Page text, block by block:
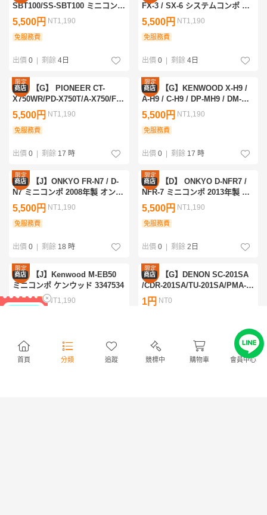
首頁 分類 追蹤 競標中 購物車 會員中心
SBT100/SS-SBT100 ミニコンポ
ソニー 3347456
5,500円 NT1,190
免服務費
出價 0 | 剩餘 4日
FX-3 / SX-6 システムコンポ ア
イワ 3210672
5,500円 NT1,190
免服務費
出價 0 | 剩餘 4日
限定
優惠
商店 【G】 PIONEER CT-
X750WR/PD-X750T/A-X750/F-
X750/GR-X750/S-X750V システ
ムコンポ パイオニア 3347659
5,500円 NT1,190
免服務費
出價 0 | 剩餘 17 時
限定
優惠
商店 【G】KENWOOD X-H9 /
A-H9 / C-H9 / DP-MH9 / DM-
WH9 / LS-H9 システムコンポ ケ
ンウッド 3347651
5,500円 NT1,190
免服務費
出價 0 | 剩餘 17 時
限定
優惠
商店 【J】ONKYO FR-N7 / D-
N7 ミニコンポ 2008年製 オンキ
ョー 3347840
5,500円 NT1,190
免服務費
出價 0 | 剩餘 18 時
限定
優惠
商店 【D】 ONKYO D-NFR7 /
NFR-7 ミニコンポ 2013年製 オ
ンキョー 3348057
5,500円 NT1,190
免服務費
出價 0 | 剩餘 2日
限定
優惠
商店 【J】Kenwood M-EB50
ミニコンポ ケンウッド 3347534
5,500円NT1,190
出價 4日
限定
優惠
商店 【G】DENON SC-201SA
/CDR-201SA/TU-201SA/PMA-
201SA システムコンポ デノン
3348164
1円 NT0
出價 2日